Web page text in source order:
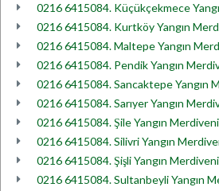
0216 6415084. Küçükçekmece
0216 6415084. Kurtköy Yangın
0216 6415084. Maltepe Yangın
0216 6415084. Pendik Yangın
0216 6415084. Sancaktepe Yangın
0216 6415084. Sarıyer Yangın
0216 6415084. Şile Yangın Merdiveni
0216 6415084. Silivri Yangın
0216 6415084. Şişli Yangın Merdiveni
0216 6415084. Sultanbeyli Yangın